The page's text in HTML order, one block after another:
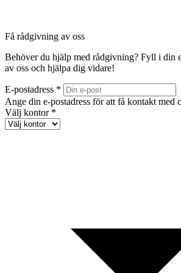
Få rådgivning av oss
Behöver du hjälp med rådgivning? Fyll i din
av oss och hjälpa dig vidare!
E-postadress *
Ange din e-postadress för att få kontakt med
Välj kontor *